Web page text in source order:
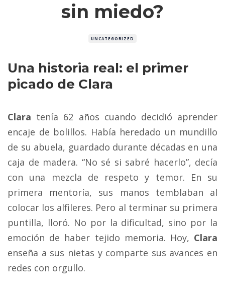
sin miedo?
UNCATEGORIZED
Una historia real: el primer
picado de Clara
Clara tenía 62 años cuando decidió aprender
encaje de bolillos. Había heredado un mundillo
de su abuela, guardado durante décadas en una
caja de madera. “No sé si sabré hacerlo”, decía
con una mezcla de respeto y temor. En su
primera mentoría, sus manos temblaban al
colocar los alfileres. Pero al terminar su primera
puntilla, lloró. No por la dificultad, sino por la
emoción de haber tejido memoria. Hoy, Clara
enseña a sus nietas y comparte sus avances en
redes con orgullo.